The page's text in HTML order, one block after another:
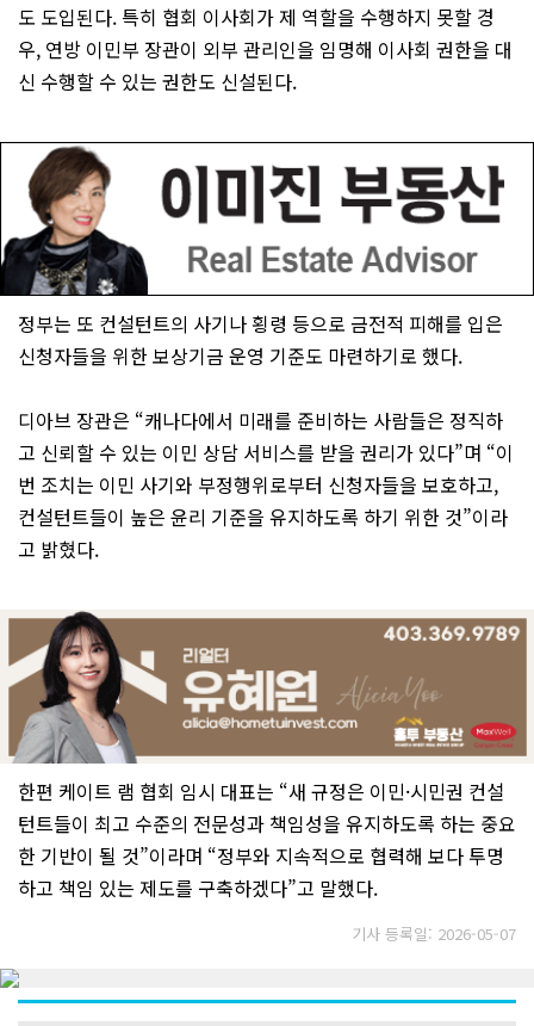
도 도입된다. 특히 협회 이사회가 제 역할을 수행하지 못할 경
우, 연방 이민부 장관이 외부 관리인을 임명해 이사회 권한을 대
신 수행할 수 있는 권한도 신설된다.
정부는 또 컨설턴트의 사기나 횡령 등으로 금전적 피해를 입은
신청자들을 위한 보상기금 운영 기준도 마련하기로 했다.
디아브 장관은 “캐나다에서 미래를 준비하는 사람들은 정직하
고 신뢰할 수 있는 이민 상담 서비스를 받을 권리가 있다”며 “이
번 조치는 이민 사기와 부정행위로부터 신청자들을 보호하고,
컨설턴트들이 높은 윤리 기준을 유지하도록 하기 위한 것”이라
고 밝혔다.
한편 케이트 램 협회 임시 대표는 “새 규정은 이민·시민권 컨설
턴트들이 최고 수준의 전문성과 책임성을 유지하도록 하는 중요
한 기반이 될 것”이라며 “정부와 지속적으로 협력해 보다 투명
하고 책임 있는 제도를 구축하겠다”고 말했다.
기사 등록일: 2026-05-07